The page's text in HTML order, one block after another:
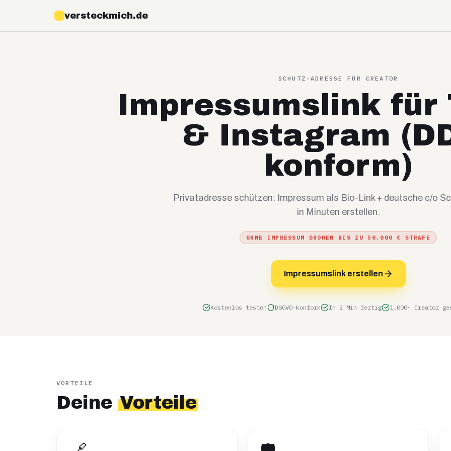
versteckmich.de
SCHUTZ-ADRESSE FÜR CREATOR
Impressumslink für
& Instagram
konform)
Privatadresse schützen: Impressum als Bio-Link + deutsche c/o
in Minuten erstellen.
OHNE IMPRESSUM DROHEN BIS ZU 50.000 € STRAFE
Impressumslink erstellen
Kostenlos testen DSGVO-konform In 2 Min fertig 1.000+ Creator
VORTEILE
Deine Vorteile